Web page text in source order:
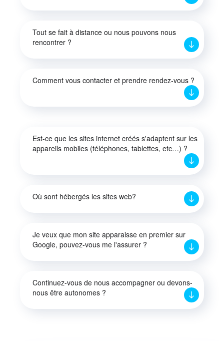
Tout se fait à distance ou nous pouvons nous
rencontrer ?
Comment vous contacter et prendre rendez-vous ?
Est-ce que les sites internet créés s'adaptent sur les
appareils mobiles (téléphones, tablettes, etc…) ?
Où sont hébergés les sites web?
Je veux que mon site apparaisse en premier sur
Google, pouvez-vous me l'assurer ?
Continuez-vous de nous accompagner ou devons-
nous être autonomes ?